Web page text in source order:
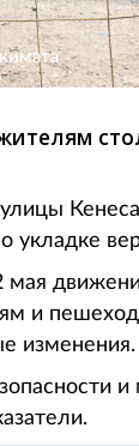
улицы
укладке
мая
и
изменения.